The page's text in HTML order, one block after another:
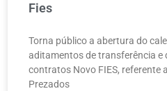
Fies
Torna público a abertura do
aditamentos de transferência e
contratos Novo FIES, referente
Prezados